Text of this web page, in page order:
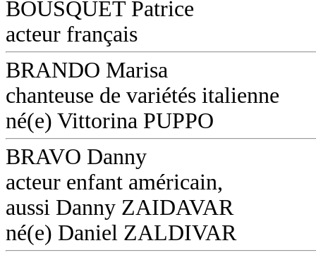
BOUSQUET Patrice
acteur français
BRANDO Marisa
chanteuse de variétés italienne
né(e) Vittorina PUPPO
BRAVO Danny
acteur enfant américain,
aussi Danny ZAIDAVAR
né(e) Daniel ZALDIVAR